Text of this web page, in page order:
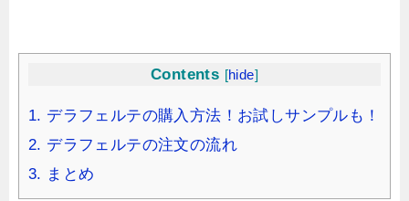
Contents [hide]
1. デラフェルテの購入方法！お試しサンプルも！
2. デラフェルテの注文の流れ
3. まとめ